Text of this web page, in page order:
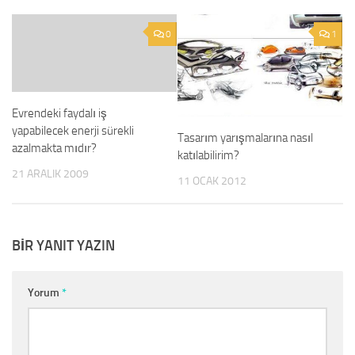
0
Evrendeki faydalı iş
yapabilecek enerji sürekli
azalmakta mıdır?
21 ARALIK 2009
1
Tasarım yarışmalarına nasıl
katılabilirim?
11 OCAK 2012
BIR YANIT YAZIN
Yorum *